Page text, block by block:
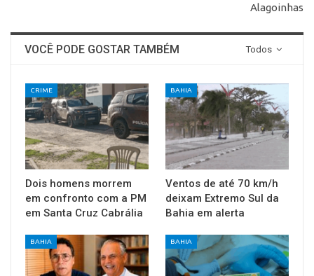
Alagoinhas
Todos
VOCÊ PODE GOSTAR TAMBÉM
CRIME
Dois homens morrem
em confronto com a PM
em Santa Cruz Cabrália
BAHIA
Ventos de até 70 km/h
deixam Extremo Sul da
Bahia em alerta
BAHIA BAHIA